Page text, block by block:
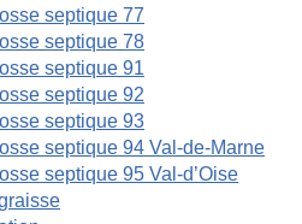
septique 77
septique 78
septique 91
septique 92
septique 93
septique 94 Val-de-Marne
septique 95 Val-d’Oise